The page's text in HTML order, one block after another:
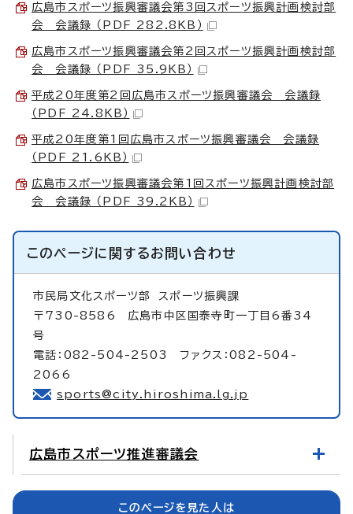
広島市スポーツ振興審議会第3回スポーツ振興計画検討部
会 会議録 （PDF 282.8KB）
広島市スポーツ振興審議会第2回スポーツ振興計画検討部
会 会議録 （PDF 35.9KB）
平成20年度第2回広島市スポーツ振興審議会 会議録
（PDF 24.8KB）
平成20年度第1回広島市スポーツ振興審議会 会議録
（PDF 21.6KB）
広島市スポーツ振興審議会第1回スポーツ振興計画検討部
会 会議録 （PDF 39.2KB）
このページに関するお問い合わせ
市民局文化スポーツ部 スポーツ振興課
〒730-8586 広島市中区国泰寺町一丁目6番34
号
電話：082-504-2503 ファクス：082-504-
2066
sports@city.hiroshima.lg.jp
広島市スポーツ推進審議会
このページを見た人は